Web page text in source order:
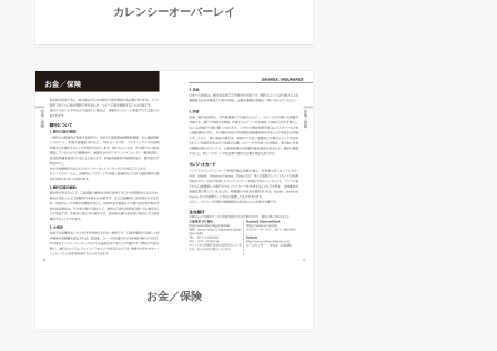
カレンシーオーバーレイ
お金／保険